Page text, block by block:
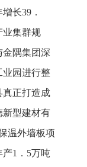
长39．
业集群规
隅集团深
业园进行整
真正打造成
新型建材有
温外墙板项
1．5万吨